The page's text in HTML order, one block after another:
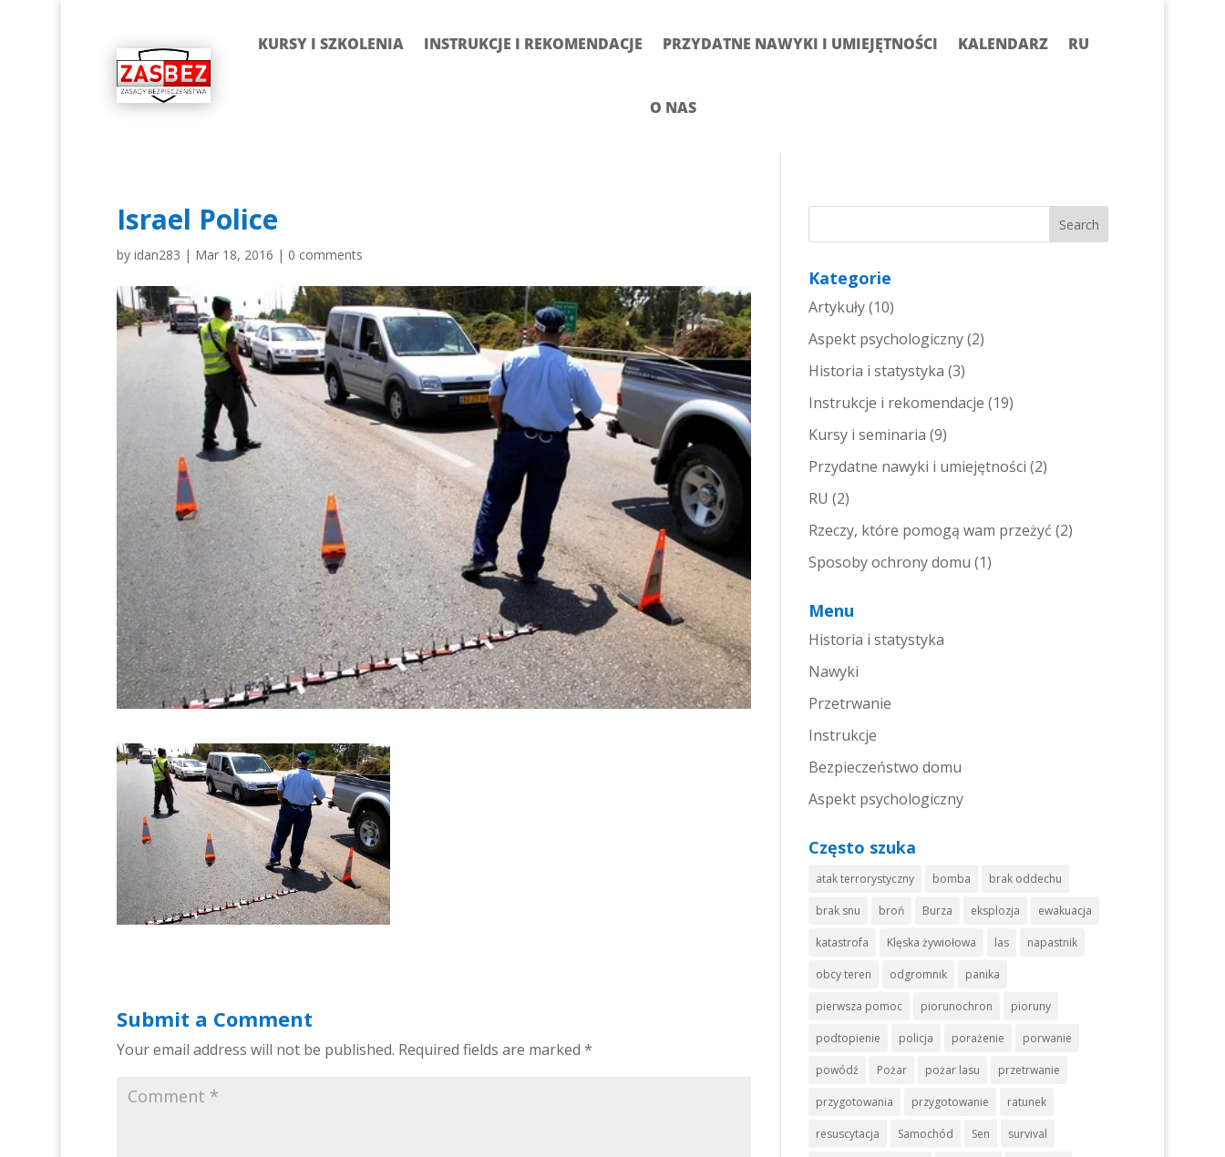
KURSY I SZKOLENIA INSTRUKCJE I REKOMENDACJE PRZYDATNE NAWYKI I UMIEJĘTNOŚCI KALENDARZ RU
O NAS
Israel Police
by idan283 | Mar 18, 2016 | 0 comments
Submit a Comment
Your email address will not be published. Required fields are marked *
Kategorie
Artykuły(10)
Aspekt psychologiczny(2)
Historia i statystyka (3)
Instrukcje i rekomendacje (19)
Kursy i seminaria (9)
Przydatne nawyki i umiejętności (2)
RU (2)
Rzeczy, które pomogą wam przeżyć (2)
Sposoby ochrony domu (1)
Menu
Historia i statystyka
Nawyki
Przetrwanie
Instrukcje
Bezpieczeństwo domu
Aspekt psychologiczny
Często szuka
atak terrorystyczny bomba brak oddechu
brak snu broń Burza eksplozja ewakuacja
katastrofa Klęska żywiołowa las napastnik
obcy teren odgromnik panika
pierwsza pomoc piorunochron pioruny
podtopienie policja porażenie porwanie
powódź Pożar pożar lasu przetrwanie
przygotowania przygotowanie ratunek
resuscytacja Samochód Sen survival